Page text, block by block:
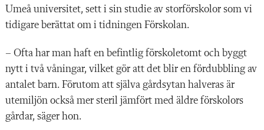
Umeå universitet, sett i sin studie av storförskolor som vi
tidigare berättat om i tidningen Förskolan.
– Ofta har man haft en befintlig förskoletomt och byggt
nytt i två våningar, vilket gör att det blir en fördubbling av
antalet barn. Förutom att själva gårdsytan halveras är
utemiljön också mer steril jämfört med äldre förskolors
gårdar, säger hon.